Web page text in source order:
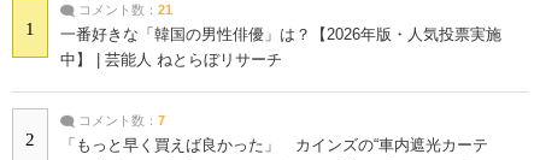
1
コメント数： 21
一番好きな「韓国の男性俳優」は？【2026年版・人気投票実施
中】 | 芸能人 ねとらぼリサーチ
2
コメント数： 7
「もっと早く買えば良かった」 カインズの“車内遮光カーテ